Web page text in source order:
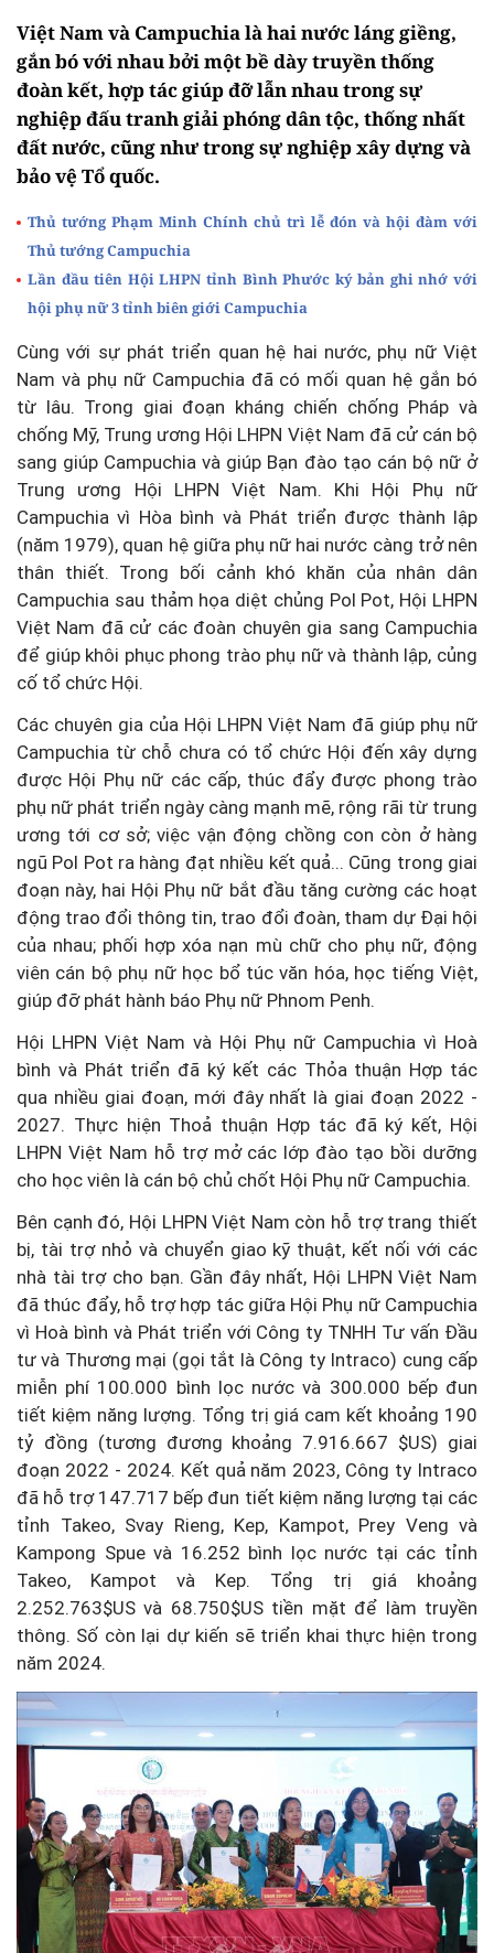
Việt Nam và Campuchia là hai nước láng giềng,
gắn bó với nhau bởi một bề dày truyền thống
đoàn kết, hợp tác giúp đỡ lẫn nhau trong sự
nghiệp đấu tranh giải phóng dân tộc, thống nhất
đất nước, cũng như trong sự nghiệp xây dựng và
bảo vệ Tổ quốc.
Thủ tướng Phạm Minh Chính chủ trì lễ đón và hội đàm với
Thủ tướng Campuchia
Lần đầu tiên Hội LHPN tỉnh Bình Phước ký bản ghi nhớ với
hội phụ nữ 3 tỉnh biên giới Campuchia
Cùng với sự phát triển quan hệ hai nước, phụ nữ Việt
Nam và phụ nữ Campuchia đã có mối quan hệ gắn bó
từ lâu. Trong giai đoạn kháng chiến chống Pháp và
chống Mỹ, Trung ương Hội LHPN Việt Nam đã cử cán bộ
sang giúp Campuchia và giúp Bạn đào tạo cán bộ nữ ở
Trung ương Hội LHPN Việt Nam. Khi Hội Phụ nữ
Campuchia vì Hòa bình và Phát triển được thành lập
(năm 1979), quan hệ giữa phụ nữ hai nước càng trở nên
thân thiết. Trong bối cảnh khó khăn của nhân dân
Campuchia sau thảm họa diệt chủng Pol Pot, Hội LHPN
Việt Nam đã cử các đoàn chuyên gia sang Campuchia
để giúp khôi phục phong trào phụ nữ và thành lập, củng
cố tổ chức Hội.
Các chuyên gia của Hội LHPN Việt Nam đã giúp phụ nữ
Campuchia từ chỗ chưa có tổ chức Hội đến xây dựng
được Hội Phụ nữ các cấp, thúc đẩy được phong trào
phụ nữ phát triển ngày càng mạnh mẽ, rộng rãi từ trung
ương tới cơ sở; việc vận động chồng con còn ở hàng
ngũ Pol Pot ra hàng đạt nhiều kết quả... Cũng trong giai
đoạn này, hai Hội Phụ nữ bắt đầu tăng cường các hoạt
động trao đổi thông tin, trao đổi đoàn, tham dự Đại hội
của nhau; phối hợp xóa nạn mù chữ cho phụ nữ, động
viên cán bộ phụ nữ học bổ túc văn hóa, học tiếng Việt,
giúp đỡ phát hành báo Phụ nữ Phnom Penh.
Hội LHPN Việt Nam và Hội Phụ nữ Campuchia vì Hoà
bình và Phát triển đã ký kết các Thỏa thuận Hợp tác
qua nhiều giai đoạn, mới đây nhất là giai đoạn 2022 -
2027. Thực hiện Thoả thuận Hợp tác đã ký kết, Hội
LHPN Việt Nam hỗ trợ mở các lớp đào tạo bồi dưỡng
cho học viên là cán bộ chủ chốt Hội Phụ nữ Campuchia.
Bên cạnh đó, Hội LHPN Việt Nam còn hỗ trợ trang thiết
bị, tài trợ nhỏ và chuyển giao kỹ thuật, kết nối với các
nhà tài trợ cho bạn. Gần đây nhất, Hội LHPN Việt Nam
đã thúc đẩy, hỗ trợ hợp tác giữa Hội Phụ nữ Campuchia
vì Hoà bình và Phát triển với Công ty TNHH Tư vấn Đầu
tư và Thương mại (gọi tắt là Công ty Intraco) cung cấp
miễn phí 100.000 bình lọc nước và 300.000 bếp đun
tiết kiệm năng lượng. Tổng trị giá cam kết khoảng 190
tỷ đồng (tương đương khoảng 7.916.667 $US) giai
đoạn 2022 - 2024. Kết quả năm 2023, Công ty Intraco
đã hỗ trợ 147.717 bếp đun tiết kiệm năng lượng tại các
tỉnh Takeo, Svay Rieng, Kep, Kampot, Prey Veng và
Kampong Spue và 16.252 bình lọc nước tại các tỉnh
Takeo, Kampot và Kep. Tổng trị giá khoảng
2.252.763$US và 68.750$US tiền mặt để làm truyền
thông. Số còn lại dự kiến sẽ triển khai thực hiện trong
năm 2024.